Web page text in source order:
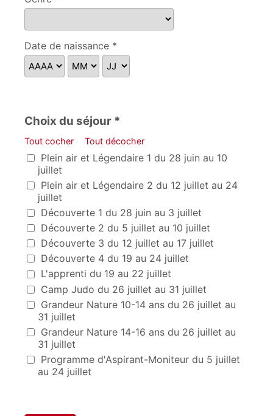
Veuillez spécifier
Date de naissance *
Choix du séjour *
Tout cocher Tout décocher
Choix du séjour
Plein air et Légendaire 1 du 28 juin au 10
juillet
Plein air et Légendaire 2 du 12 juillet au 24
juillet
Découverte 1 du 28 juin au 3 juillet
Découverte 2 du 5 juillet au 10 juillet
Découverte 3 du 12 juillet au 17 juillet
Découverte 4 du 19 au 24 juillet
L'apprenti du 19 au 22 juillet
Camp Judo du 26 juillet au 31 juillet
Grandeur Nature 10-14 ans du 26 juillet au
31 juillet
Grandeur Nature 14-16 ans du 26 juillet au
31 juillet
Programme d'Aspirant-Moniteur du 5 juillet
au 24 juillet